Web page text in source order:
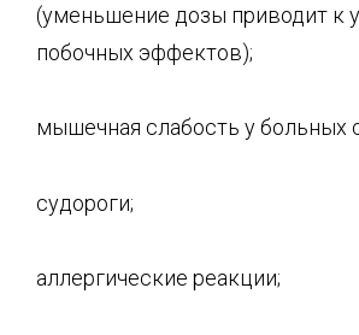
(уменьшение дозы приводит к
побочных эффектов);
мышечная слабость у больных
судороги;
аллергические реакции;